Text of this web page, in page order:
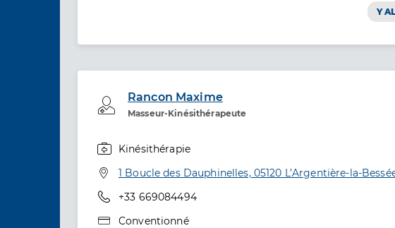
Y
Rancon Maxime
Masseur-Kinésithérapeute
Professionel de santé
Kinésithérapie
Adresse
1 Boucle des Dauphinelles, 05120 L’Argentière-la-
Téléphone
+33 669084494
Type de convention
Conventionné